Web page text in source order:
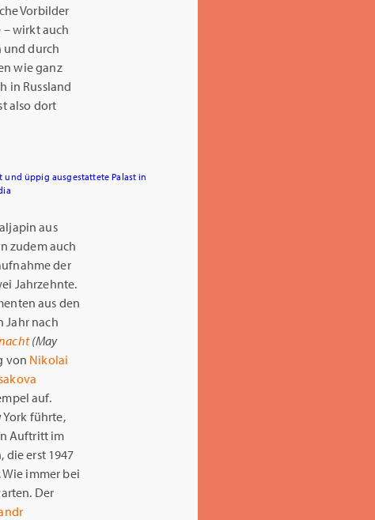
Vorbilder
wirkt auch
und durch
wie ganz
in Russland
also dort
und üppig ausgestattete Palast in
aus
zudem auch
der
Jahrzehnte.
aus den
Jahr nach
(May
von Nikolai
auf.
York führte,
Auftritt im
erst 1947
immer bei
Der